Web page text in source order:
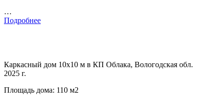
…
Подробнее
Каркасный дом 10х10 м в КП Облака, Вологодская обл.
2025 г.
Площадь дома: 110 м2